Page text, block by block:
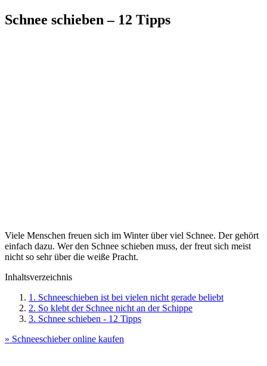
Schnee schieben – 12 Tipps
Viele Menschen freuen sich im Winter über viel Schnee. Der gehört
einfach dazu. Wer den Schnee schieben muss, der freut sich meist
nicht so sehr über die weiße Pracht.
Inhaltsverzeichnis
1. Schneeschieben ist bei vielen nicht gerade beliebt
2. So klebt der Schnee nicht an der Schippe
3. Schnee schieben - 12 Tipps
» Schneeschieber online kaufen